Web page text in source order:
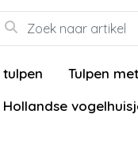
Tulpen
Hollandse